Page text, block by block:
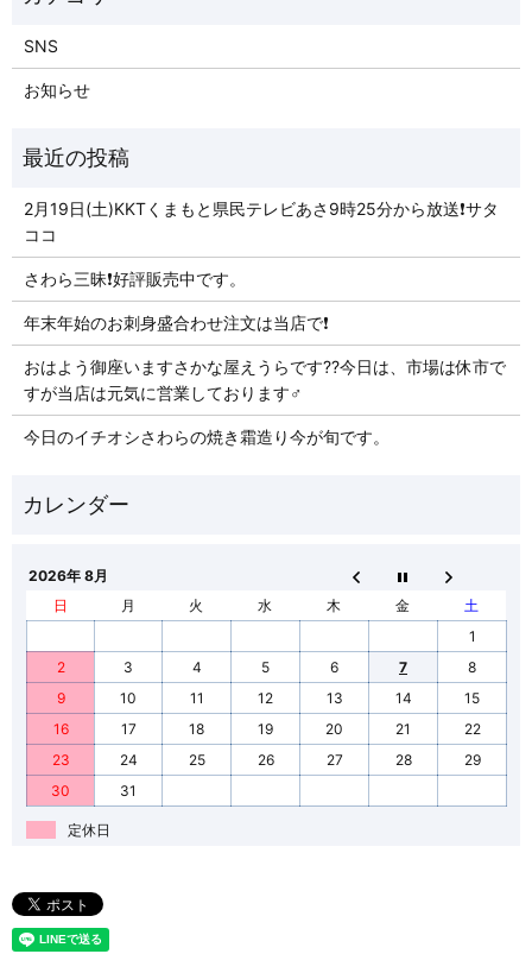
SNS
お知らせ
2月19日(土)KKTくまもと県民テレビあさ9時25分から放送❗️サタ
ココ
さわら三昧❗️好評販売中です。
年末年始のお刺身盛合わせ注文は当店で❗️
おはよう御座いますさかな屋えうらです??今日は、市場は休市で
すが当店は元気に営業しております‍♂️
今日のイチオシ️さわらの焼き霜造り今が旬です。
2026年 8月
日
月 火 水 木 金
土
1
2
3 4 5 6 7
8
9
10 11 12 13 14
15
16
17 18 19 20 21
22
23
24 25 26 27 28
29
30
31
定休日